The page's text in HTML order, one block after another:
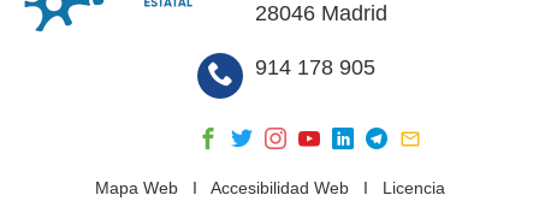
28046 Madrid
914 178 905
Mapa WebI Accesibilidad WebI Licencia